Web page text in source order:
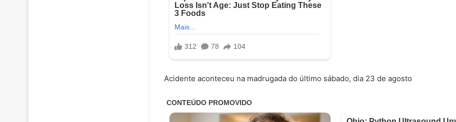
Acidente aconteceu na madrugada do último sábado, dia 23 de agosto